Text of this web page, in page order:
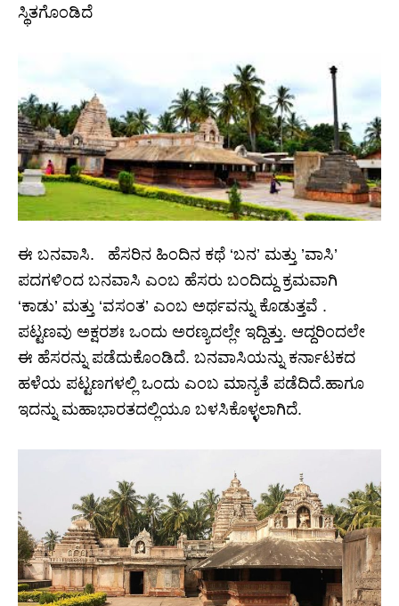
ಸ್ಥಿತಗೊಂಡಿದೆ
ಈ ಬನವಾಸಿ. ಹೆಸರಿನ ಹಿಂದಿನ ಕಥೆ ‘ಬನ’ ಮತ್ತು ’ವಾಸಿ’
ಪದಗಳಿಂದ ಬನವಾಸಿ ಎಂಬ ಹೆಸರು ಬಂದಿದ್ದು ಕ್ರಮವಾಗಿ
‘ಕಾಡು’ ಮತ್ತು ‘ವಸಂತ’ ಎಂಬ ಅರ್ಥವನ್ನು ಕೊಡುತ್ತವೆ .
ಪಟ್ಟಣವು ಅಕ್ಷರಶಃ ಒಂದು ಅರಣ್ಯದಲ್ಲೇ ಇದ್ದಿತ್ತು. ಆದ್ದರಿಂದಲೇ
ಈ ಹೆಸರನ್ನು ಪಡೆದುಕೊಂಡಿದೆ. ಬನವಾಸಿಯನ್ನು ಕರ್ನಾಟಕದ
ಹಳೆಯ ಪಟ್ಟಣಗಳಲ್ಲಿ ಒಂದು ಎಂಬ ಮಾನ್ಯತೆ ಪಡೆದಿದೆ.ಹಾಗೂ
ಇದನ್ನು ಮಹಾಭಾರತದಲ್ಲಿಯೂ ಬಳಸಿಕೊಳ್ಳಲಾಗಿದೆ.